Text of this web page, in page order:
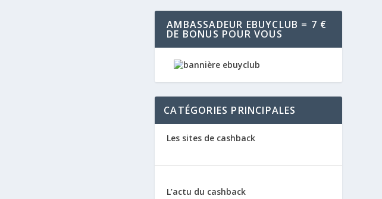
AMBASSADEUR EBUYCLUB = 7 €
DE BONUS POUR VOUS
CATÉGORIES PRINCIPALES
Les sites de cashback
L’actu du cashback